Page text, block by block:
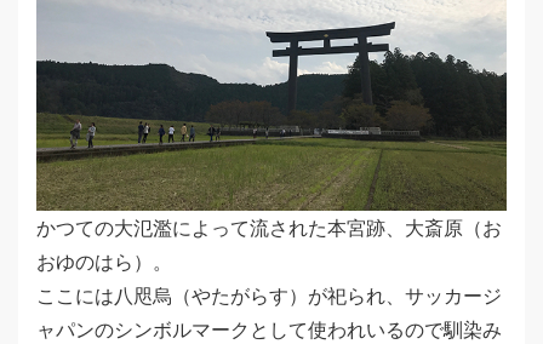
かつての大氾濫によって流された本宮跡、大斎原（お
おゆのはら）。
ここには八咫烏（やたがらす）が祀られ、サッカージ
ャパンのシンボルマークとして使われいるので馴染み